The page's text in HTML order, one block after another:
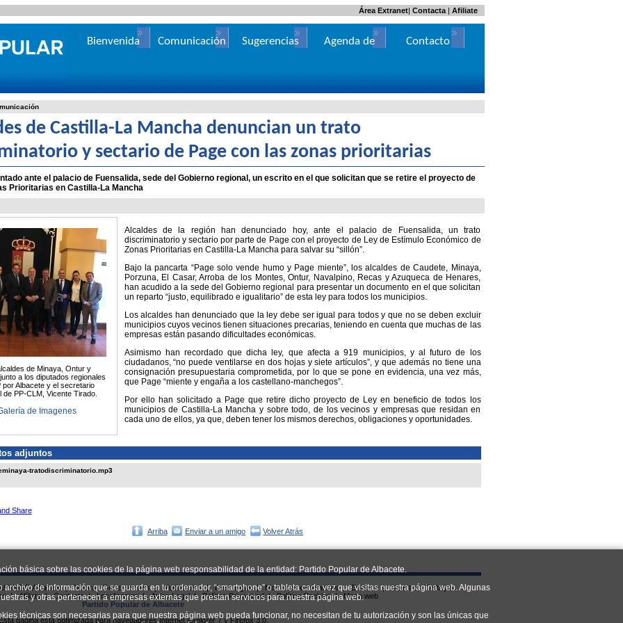
básica sobre las cookies de la página web responsabilidad de la entidad: Partido Popular de Albacete.
de información que se guarda en tu ordenador, “smartphone” o tableta cada vez que visitas nuestra página web. Algunas
y otras pertenecen a empresas externas que prestan servicios para nuestra página web.
técnicas son necesarias para que nuestra página web pueda funcionar, no necesitan de tu autorización y son las únicas que
de Castilla-La Mancha denuncian un trato
y sectario de Page con las zonas prioritarias
ante el palacio de Fuensalida, sede del Gobierno regional, un escrito en el que solicitan que se retire el proyecto de
Prioritarias en Castilla-La Mancha
de Minaya, Ontur y
a los diputados regionales
por Albacete y el secretario
de PP-CLM, Vicente Tirado.
de Imagenes
Alcaldes de la región han denunciado hoy, ante el palacio de Fuensalida, un trato
discriminatorio y sectario por parte de Page con el proyecto de Ley de Estímulo Económico de
Zonas Prioritarias en Castilla-La Mancha para salvar su “sillón”.
Bajo la pancarta “Page solo vende humo y Page miente”, los alcaldes de Caudete, Minaya,
Porzuna, El Casar, Arroba de los Montes, Ontur, Navalpino, Recas y Azuqueca de Henares,
han acudido a la sede del Gobierno regional para presentar un documento en el que solicitan
un reparto “justo, equilibrado e igualitario” de esta ley para todos los municipios.
Los alcaldes han denunciado que la ley debe ser igual para todos y que no se deben excluir
municipios cuyos vecinos tienen situaciones precarias, teniendo en cuenta que muchas de las
empresas están pasando dificultades económicas.
Asimismo han recordado que dicha ley, que afecta a 919 municipios, y al futuro de los
ciudadanos, “no puede ventilarse en dos hojas y siete artículos”, y que además no tiene una
consignación presupuestaria comprometida, por lo que se pone en evidencia, una vez más,
que Page “miente y engaña a los castellano-manchegos”.
Por ello han solicitado a Page que retire dicho proyecto de Ley en beneficio de todos los
municipios de Castilla-La Mancha y sobre todo, de los vecinos y empresas que residan en
cada uno de ellos, ya que, deben tener los mismos derechos, obligaciones y oportunidades.
adjuntos
tratodiscriminatorio.mp3
Arriba Enviar a un amigo Volver Atrás
| Contacta| Afiliate
Área Extranet
Bienvenida Comunicación Sugerencias
Agenda de
Contacto
NNGG Albacete | Nuevas Generaciones | Multimedias | Descargas | Mociones e iniciativas | Enlaces |
Nuestros Trabajos
| Afíliate | Contacto | Localizacion | Aviso Legal | Política Privacidad | Política Cookies |
Mapa web
Partido Popular de Albacete
página esta optimizada para navegadores Internet Explorer 7 y Firefox 3.0.